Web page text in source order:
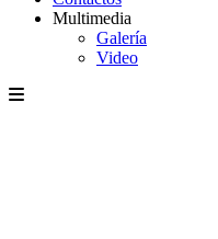
Multimedia
Galería
Video